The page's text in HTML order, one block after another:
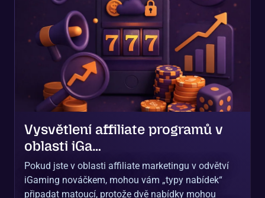
Vysvětlení affiliate programů v
oblasti iGa…
Pokud jste v oblasti affiliate marketingu v odvětví
iGaming nováčkem, mohou vám „typy nabídek“
připadat matoucí, protože dvě nabídky mohou